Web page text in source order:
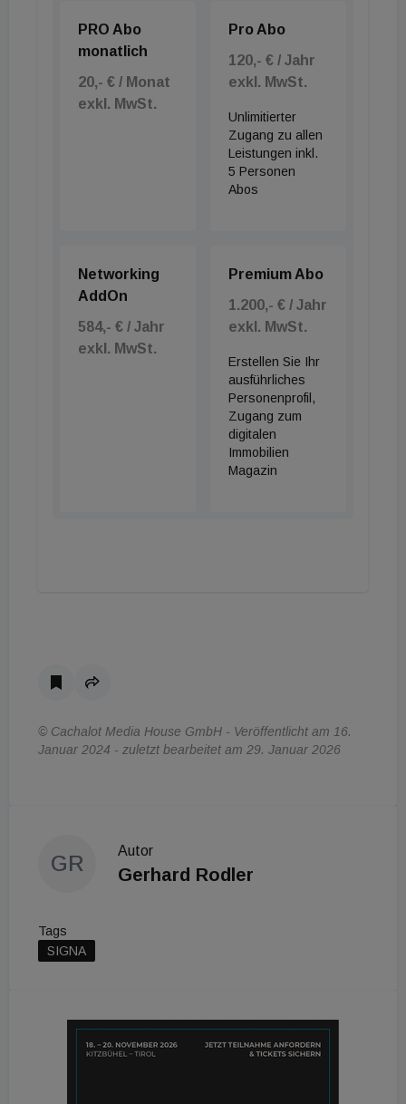
heute. Der Kapitalbedarf habe sich laut
Medienberichten durch Immobilienverkäufe
verringert.
PRO Abo
monatlich
20,- € / Monat
exkl. MwSt.
Pro Abo
120,- € / Jahr
exkl. MwSt.
Unlimitierter
Zugang zu allen
Leistungen inkl.
5 Personen
Abos
Networking
AddOn
584,- € / Jahr
exkl. MwSt.
Premium Abo
1.200,- € / Jahr
exkl. MwSt.
Erstellen Sie Ihr
ausführliches
Personenprofil,
Zugang zum
digitalen
Immobilien
Magazin
© Cachalot Media House GmbH - Veröffentlicht am 16.
Januar 2024 - zuletzt bearbeitet am 29. Januar 2026
GR
Autor
Gerhard Rodler
Tags
SIGNA